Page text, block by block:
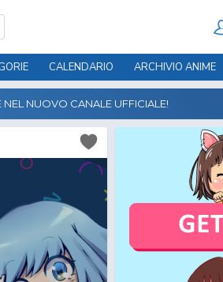
CALENDARIO ARCHIVIO ANIME
NEL NUOVO CANALE UFFICIALE!